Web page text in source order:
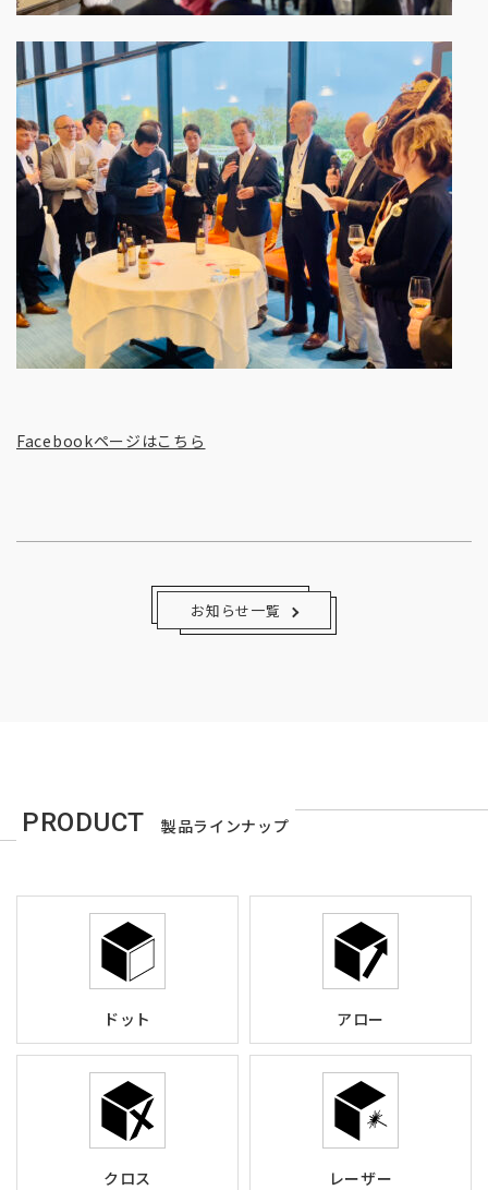
Facebookページはこちら
お知らせ一覧
PRODUCT 製品ラインナップ
ドット アロー
クロス レーザー